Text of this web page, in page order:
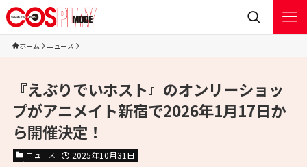
ホーム ニュース
『えぶりでいホスト』のオンリーショッ
プがアニメイト新宿で2026年1月17日か
ら開催決定！
ニュース 2025年10月31日